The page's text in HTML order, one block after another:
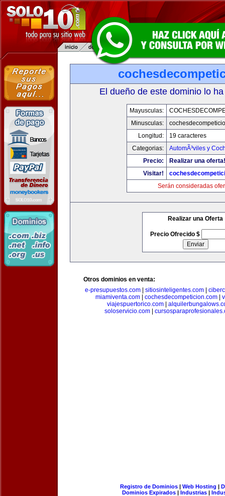
El dueño de este dominio lo
Mayusculas:
Minusculas:
Longitud:
19 caracteres
Categorias:
AutomÃ³viles y
Precio:
Realizar una oferta!
Visitar!
Serán consideradas
Realizar una Oferta
Precio Ofrecido $
Otros dominios en venta:
e-presupuestos.com
sitiosinteligentes.com
miamiventa.com
cochesdecompeticion.com
viajespuertorico.com|
soloservicio.com|
Registro de Dominios| Web Hosting |
Dominios Expirados | Industrias |